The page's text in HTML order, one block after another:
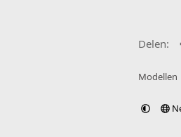
Delen:
Modellen